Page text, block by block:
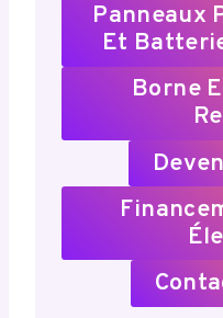
Panneaux
Et
Borne